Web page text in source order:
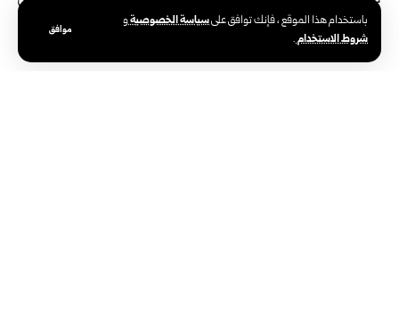
باستخدام هذا الموقع ، فإنك توافق علىسياسة الخصوصيةو
شروط الاستخدام.
موافق
مدن مجاورة للحصول على خدمات مماثلة، ما جعل المشروع الجديد
يحظى باهتمام كبير داخل المجتمع المحلي.